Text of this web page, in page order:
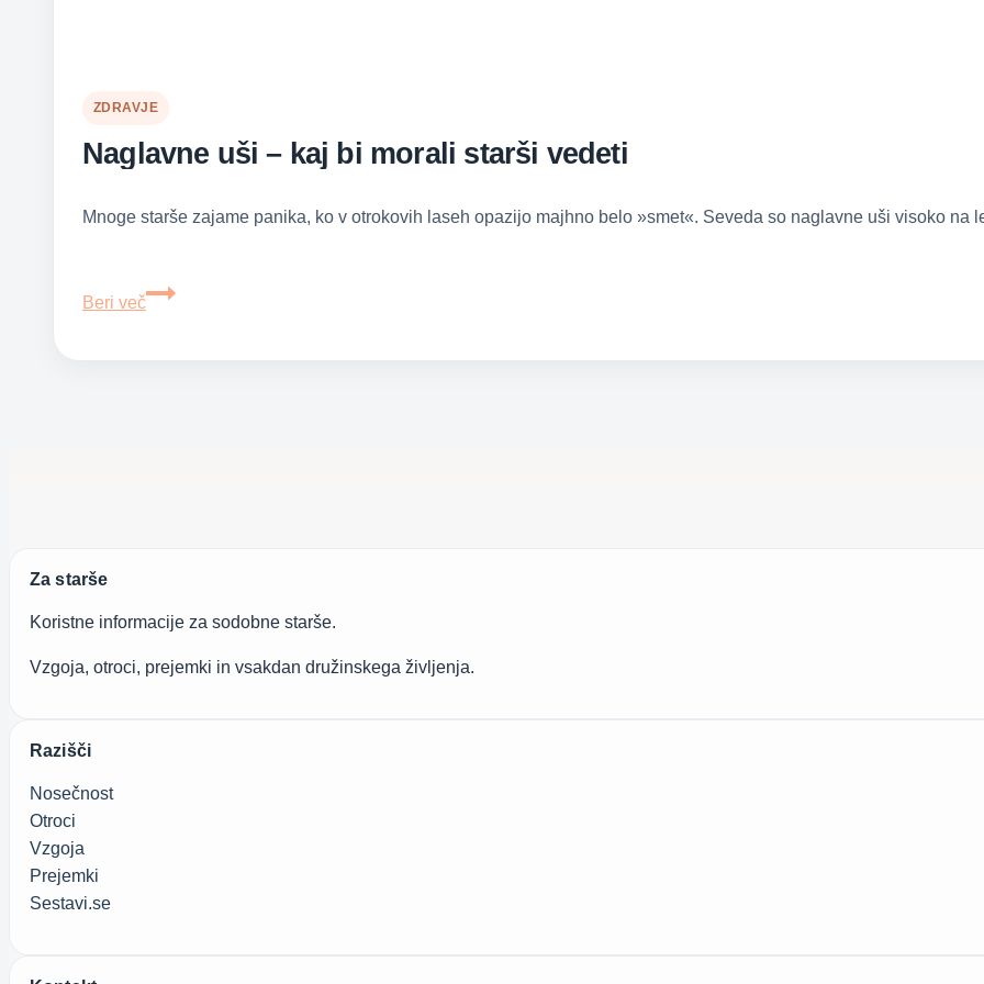
ZDRAVJE
Naglavne uši – kaj bi morali starši vedeti
Mnoge starše zajame panika, ko v otrokovih laseh opazijo majhno belo »smet«. Seveda so naglavne uši visoko
Beri več
Naglavne
Za starše
Koristne informacije za sodobne starše.
Vzgoja, otroci, prejemki in vsakdan družinskega življenja.
Razišči
Nosečnost
Otroci
Vzgoja
Prejemki
Sestavi.se